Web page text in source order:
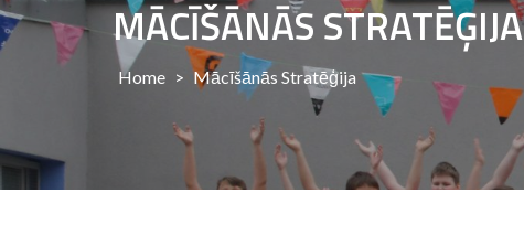
MĀCĪŠĀNĀS STRATĒĢIJA
Home > Mācīšānās Stratēģija